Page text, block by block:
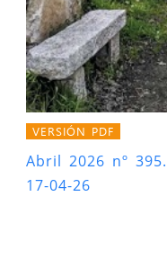
VERSIÓN PDF
Abril 2026 nº 395.
17-04-26